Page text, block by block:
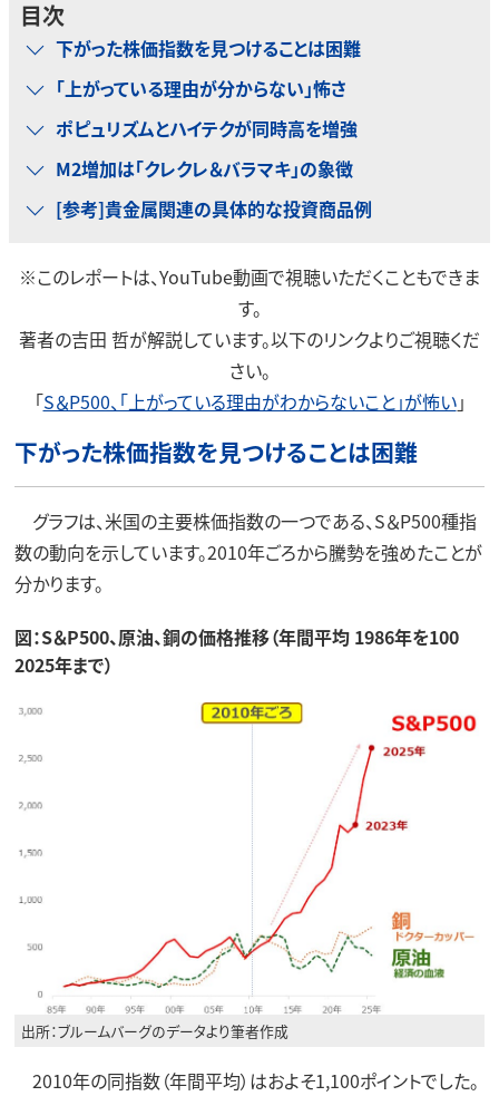
目次
下がった株価指数を見つけることは困難
「上がっている理由が分からない」怖さ
ポピュリズムとハイテクが同時高を増強
M2増加は「クレクレ＆バラマキ」の象徴
[参考]貴金属関連の具体的な投資商品例
※このレポートは、YouTube動画で視聴いただくこともできま
す。
著者の吉田 哲が解説しています。以下のリンクよりご視聴くだ
さい。
「S＆P500、「上がっている理由がわからないこと」が怖い」
下がった株価指数を見つけることは困難
グラフは、米国の主要株価指数の一つである、S＆P500種指
数の動向を示しています。2010年ごろから騰勢を強めたことが
分かります。
図：S＆P500、原油、銅の価格推移（年間平均 1986年を100
2025年まで）
出所：ブルームバーグのデータより筆者作成
2010年の同指数（年間平均）はおよそ1,100ポイントでした。